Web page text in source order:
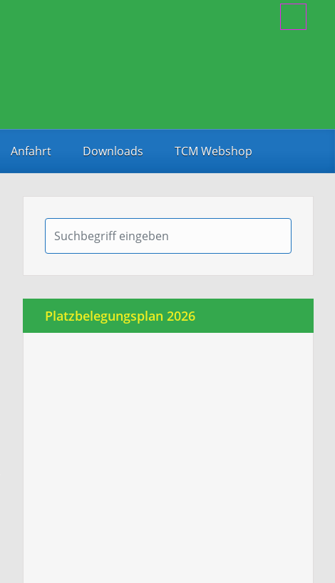
Anfahrt Downloads TCM Webshop
Platzbelegungsplan 2026